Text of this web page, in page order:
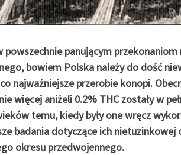
powszechnie panującym
bowiem Polska należy do dość
najważniejsze przerobie konopi.
więcej aniżeli 0.2% THC zostały w
temu, kiedy były one wręcz
badania dotyczące ich
okresu przedwojennego.